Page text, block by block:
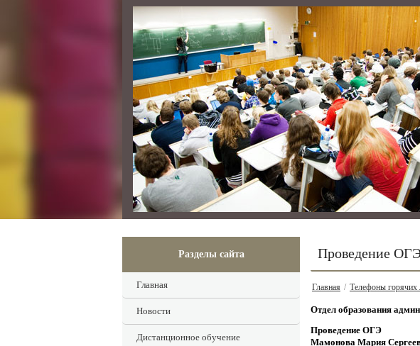
Разделы сайта
Главная
Новости
Дистанционное обучение
Проведение
Главная / Телефоны горячих
Отдел образования
Проведение ОГЭ
Мамонова Мария